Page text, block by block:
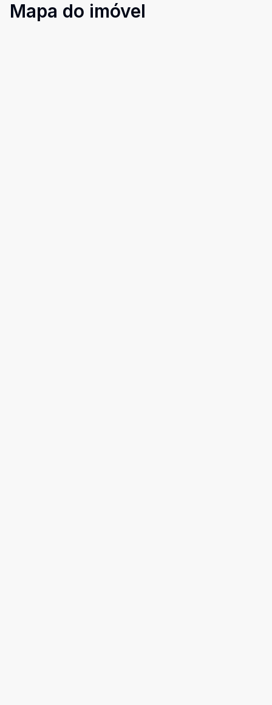
Mapa do imóvel